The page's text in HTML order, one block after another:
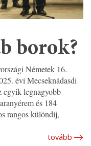
borok?
Németek 16.
évi Mecseknádasdi
egyik legnagyobb
és 184
rangos különdíj,
tovább